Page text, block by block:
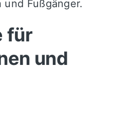
und Fußgänger.
für
und